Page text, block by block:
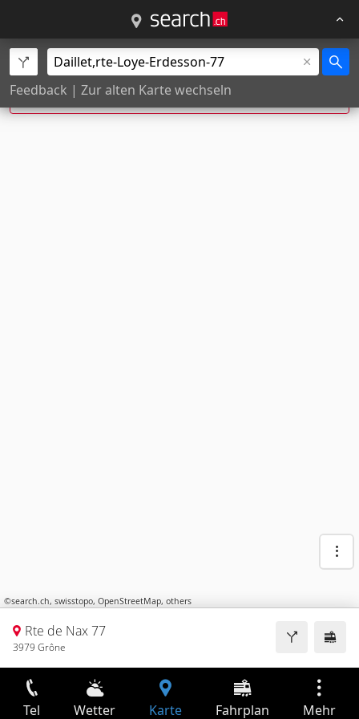
Feedback | Zur alten Karte wechseln
rte Loye-Erdesson 77, Daillet wurde zuRte de
Nax77, Grônekorrigiert.
©search.ch, swisstopo, OpenStreetMap, others
Rte de Nax 77
3979 Grône
Tel Wetter Karte Fahrplan Mehr